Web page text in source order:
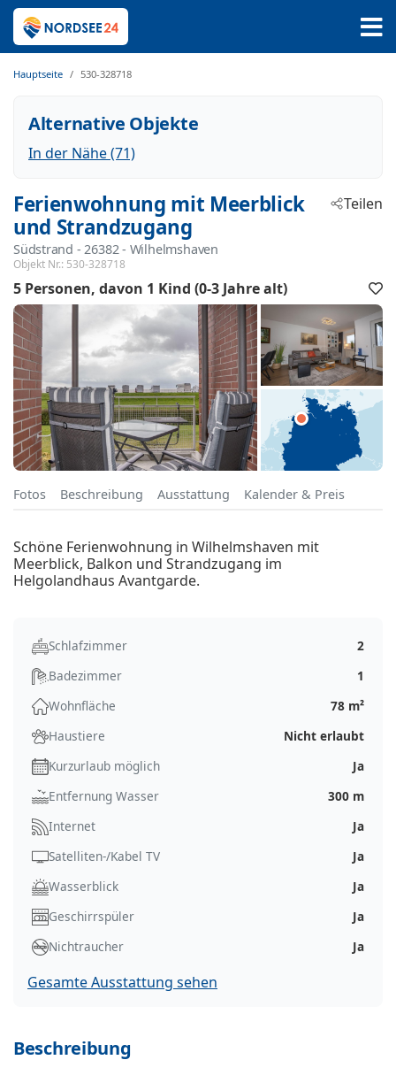
Hauptseite 530-328718
Alternative Objekte
In der Nähe (71)
Ferienwohnung mit Meerblick
und Strandzugang
Südstrand - 26382 - Wilhelmshaven
Objekt Nr.: 530-328718
Teilen
5 Personen davon 1 Kind (0-3 Jahre alt)
Fotos Beschreibung Ausstattung Kalender & Preis
Schöne Ferienwohnung in Wilhelmshaven mit
Meerblick, Balkon und Strandzugang im
Helgolandhaus Avantgarde.
Schlafzimmer
2
Badezimmer
1
Wohnfläche
78 m²
Haustiere
Nicht erlaubt
Kurzurlaub möglich
Ja
Entfernung Wasser
300 m
Internet
Ja
Satelliten-/Kabel TV
Ja
Wasserblick
Ja
Geschirrspüler
Ja
Nichtraucher
Ja
Gesamte Ausstattung sehen
Beschreibung